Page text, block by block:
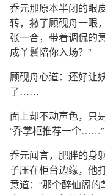
乔元那原本半闭的眼
转，撇了顾砚舟一眼
张一合，带着调侃的
成丫鬟陪你入场？”
顾砚舟心道：还好
了……
面上却不动声色，只
“乔掌柜推荐一个……”
乔元闻言，肥胖的身
子压在柜台边缘，他
意道：“那个醉仙阁